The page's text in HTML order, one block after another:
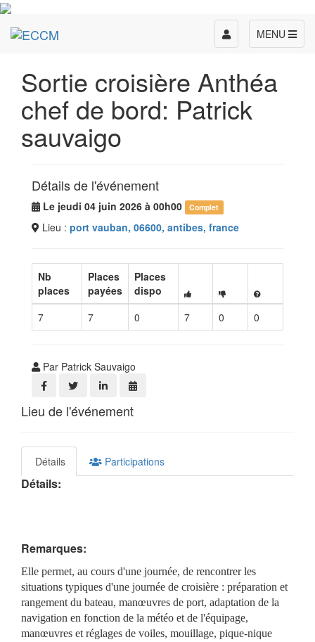
MENU
Toggle
navigation
Sortie croisière Anthéa
chef de bord: Patrick
sauvaigo
Détails de l'événement
Le jeudi 04 juin 2026 à 00h00 Complet
Lieu : port vauban, 06600, antibes, france
Nb
places
Places
payées
Places
dispo
7
7 0 7 0 0
Par Patrick Sauvaigo
Lieu de l'événement
Détails Participations
Détails:
Remarques:
Elle permet, au cours d'une journée, de rencontrer les
situations typiques d'une journée de croisière : préparation et
rangement du bateau, manœuvres de port, adaptation de la
navigation en fonction de la météo et de l'équipage,
manœuvres et réglages de voiles, mouillage, pique-nique